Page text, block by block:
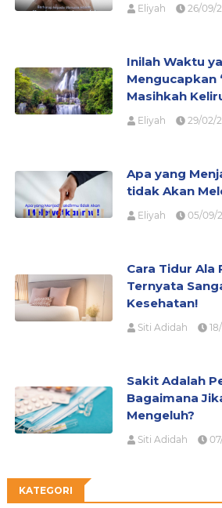
Eliyah 26/09/
Inilah Waktu
Mengucapkan
Masihkah
Eliyah 29/02/
Apa yang
tidak Akan
Eliyah 05/09/
Cara Tidur Ala
Ternyata
Kesehatan!
Siti Adidah
Sakit Adalah
Bagaimana
Mengeluh?
Siti Adidah
KATEGORI